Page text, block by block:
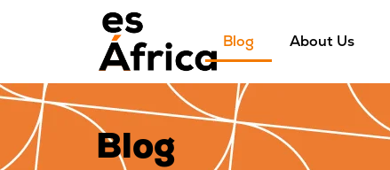
Blog About Us
Blog